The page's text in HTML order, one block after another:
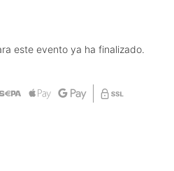
este evento ya ha finalizado.